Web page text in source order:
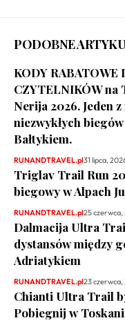
PODOBNE
KODY RABATOWE
CZYTELNIKÓW na
Nerija 2026. Jeden
niezwykłych
Bałtykiem.
RUNANDTRAVEL.pl31 lipca,
Triglav Trail Run
biegowy w Alpach
RUNANDTRAVEL.pl25 czerwca,
Dalmacija Ultra
dystansów między
Adriatykiem
RUNANDTRAVEL.pl23 czerwca,
Chianti Ultra Trail
Pobiegnij w